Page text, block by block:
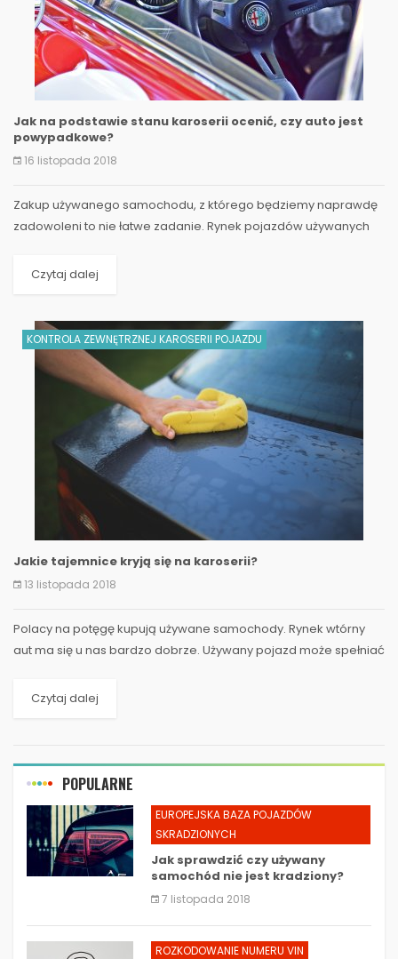
Jak na podstawie stanu karoserii ocenić, czy auto jest
powypadkowe?
16 listopada 2018
Zakup używanego samochodu, z którego będziemy naprawdę
zadowoleni to nie łatwe zadanie. Rynek pojazdów używanych
Czytaj dalej
KONTROLA ZEWNĘTRZNEJ KAROSERII POJAZDU
Jakie tajemnice kryją się na karoserii?
13 listopada 2018
Polacy na potęgę kupują używane samochody. Rynek wtórny
aut ma się u nas bardzo dobrze. Używany pojazd może spełniać
Czytaj dalej
POPULARNE
EUROPEJSKA BAZA POJAZDÓW
SKRADZIONYCH
Jak sprawdzić czy używany
samochód nie jest kradziony?
7 listopada 2018
ROZKODOWANIE NUMERU VIN